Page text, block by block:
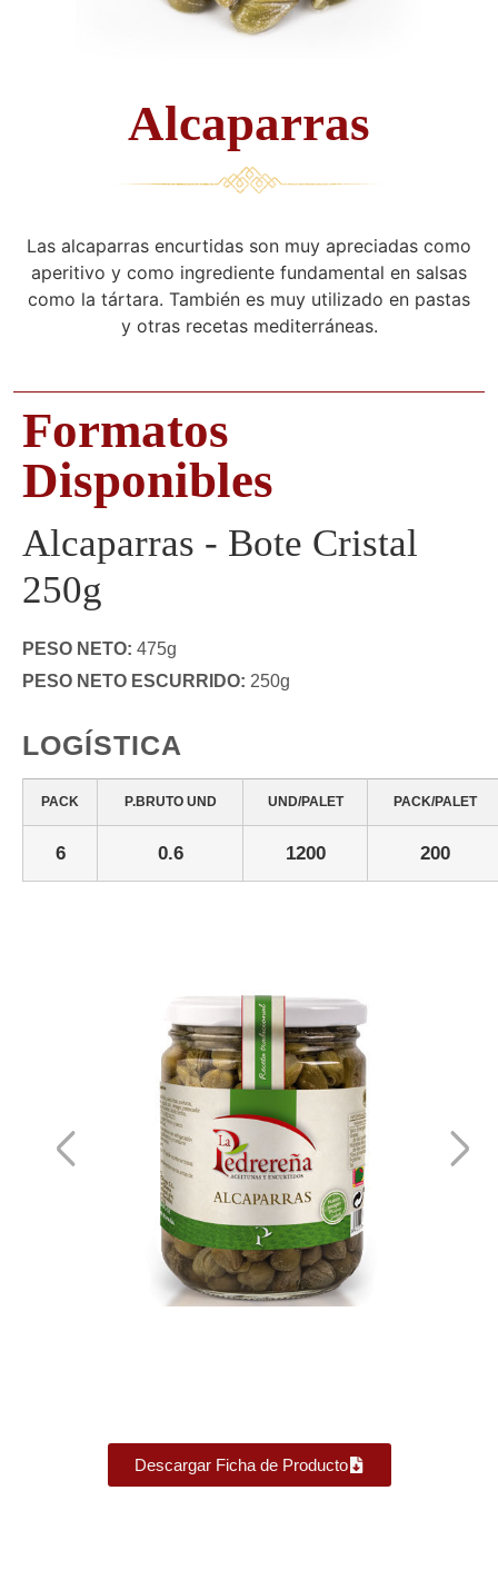
Alcaparras
Las alcaparras encurtidas son muy apreciadas como
aperitivo y como ingrediente fundamental en salsas
como la tártara. También es muy utilizado en pastas
y otras recetas mediterráneas.
Formatos
Disponibles
Alcaparras - Bote Cristal
250g
PESO NETO: 475g
PESO NETO ESCURRIDO: 250g
LOGÍSTICA
PACK P.BRUTO UND UND/PALET PACK/PALET
6 0.6 1200 200
Descargar Ficha de Producto